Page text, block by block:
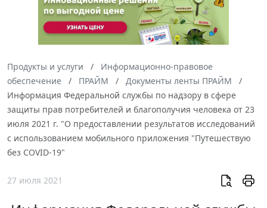
Продукты и услуги
Информационно-правовое
обеспечение
ПРАЙМ
Документы ленты ПРАЙМ
Информация Федеральной службы по надзору в сфере
защиты прав потребителей и благополучия человека от 23
июля 2021 г. "О предоставлении результатов исследований
с использованием мобильного приложения "Путешествую
без COVID-19"
27 июля 2021